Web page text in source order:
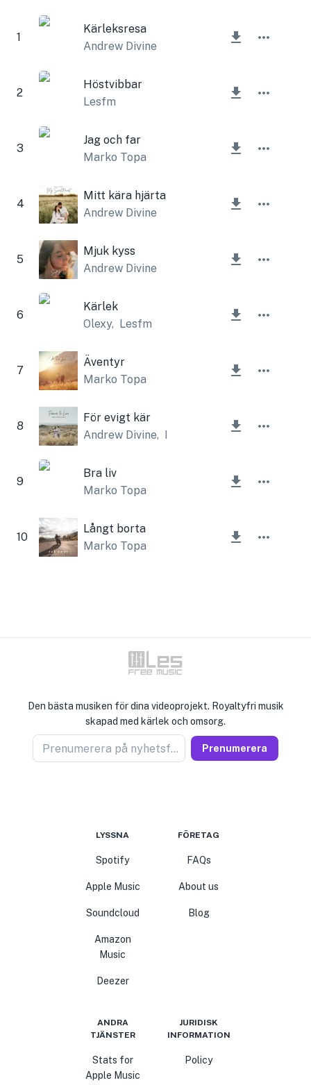
1
Kärleksresa
Andrew Divine
2
Höstvibbar
Lesfm
3
Jag och far
Marko Topa
4
Mitt kära hjärta
Andrew Divine
5
Mjuk kyss
Andrew Divine
6
Kärlek
Olexy, Lesfm
7
Äventyr
Marko Topa
8
För evigt kär
Andrew Divine, Lesfm
9
Bra liv
Marko Topa
10
Långt borta
Marko Topa
Den bästa musiken för dina videoprojekt. Royaltyfri musik
skapad med kärlek och omsorg.
Prenumerera på nyhetsförsäljare Prenumerera
LYSSNA
Spotify
Apple Music
Soundcloud
Amazon
Music
Deezer
FÖRETAG
FAQs
About us
Blog
ANDRA
TJÄNSTER
Stats for
Apple Music
JURIDISK
INFORMATION
Policy